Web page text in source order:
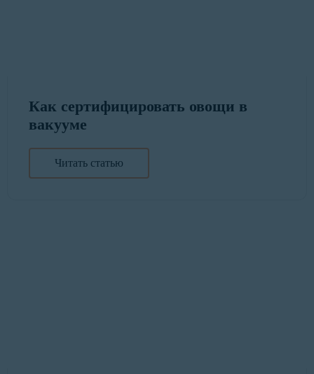
Как сертифицировать овощи в
вакууме
Читать статью